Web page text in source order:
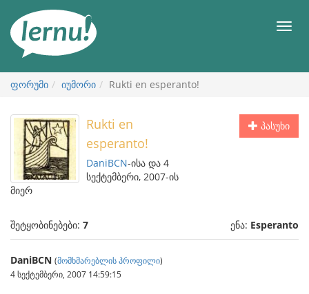
ნახვა
მენიუ
ფორუმი იუმორი Rukti en esperanto!
პასუხი
Rukti en
esperanto!
DaniBCN-ისა და 4
სექტემბერი, 2007-ის
მიერ
შეტყობინებები: 7 ენა: Esperanto
DaniBCN (მომხმარებლის პროფილი)
4 სექტემბერი, 2007 14:59:15